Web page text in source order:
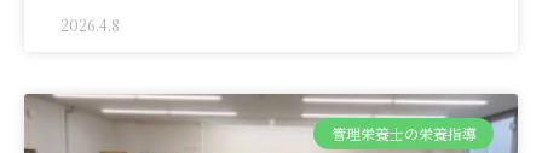
2026.4.8
管理栄養士の栄養指導